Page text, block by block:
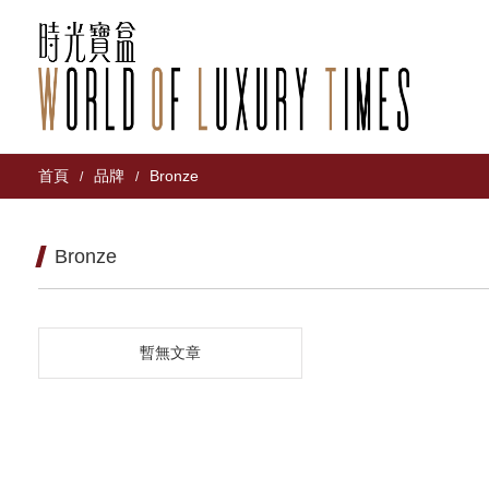
首頁 / 品牌 / Bronze
Bronze
暫無文章